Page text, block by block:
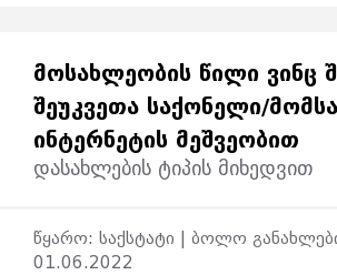
ᲛᲝᲡᲐᲮᲚᲔᲝᲑᲘᲡ ᲬᲘᲚᲘ ᲕᲘᲜᲪ
ᲨᲔᲣᲙᲕᲔᲗᲐ ᲡᲐᲥᲝᲜᲔᲚᲘ/
ᲘᲜᲢᲔᲠᲜᲔᲢᲘᲡ ᲛᲔᲨᲕᲔᲝᲑᲘᲗ
დასახლების ტიპის მიხედვით
წყარო: საქსტატი | ბოლო
01.06.2022